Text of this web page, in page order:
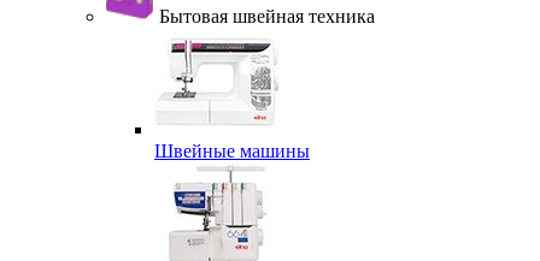
Бытовая швейная техника
Швейные машины